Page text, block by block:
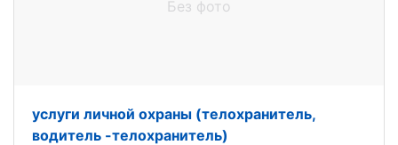
Без фото
услуги личной охраны (телохранитель,
водитель -телохранитель)